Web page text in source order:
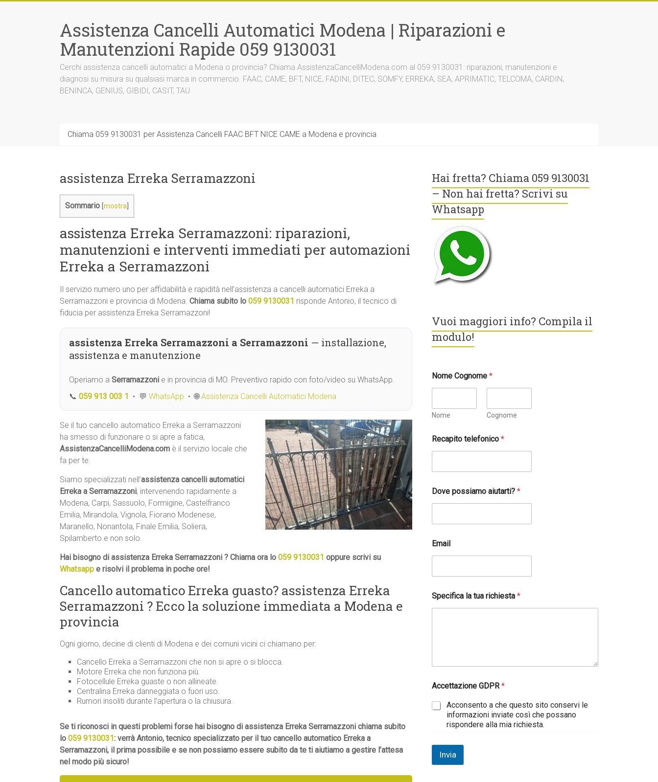
Assistenza Cancelli Automatici Modena | Riparazioni e
Manutenzioni Rapide 059 9130031
Cerchi assistenza cancelli automatici a Modena o provincia? Chiama AssistenzaCancelliModena.com al 059 9130031: riparazioni, manutenzioni e
diagnosi su misura su qualsiasi marca in commercio. FAAC, CAME, BFT, NICE, FADINI, DITEC, SOMFY, ERREKA, SEA, APRIMATIC, TELCOMA, CARDIN,
BENINCA, GENIUS, GIBIDI, CASIT, TAU
Chiama 059 9130031 per Assistenza Cancelli FAAC BFT NICE CAME a Modena e provincia
assistenza Erreka Serramazzoni
Sommario mostra
assistenza Erreka Serramazzoni: riparazioni,
manutenzioni e interventi immediati per automazioni
Erreka a Serramazzoni
Il servizio numero uno per affidabilità e rapidità nell’assistenza a cancelli automatici Erreka a
Serramazzoni e provincia di Modena. Chiama subito lo 059 9130031 risponde Antonio, il tecnico di
fiducia per assistenza Erreka Serramazzoni!
assistenza Erreka Serramazzoni a Serramazzoni — installazione,
assistenza e manutenzione
Operiamo a Serramazzoni e in provincia di MO. Preventivo rapido con foto/video su WhatsApp.
📞 059 913 003 1 • 💬 WhatsApp • 🌐Assistenza Cancelli Automatici Modena
Se il tuo cancello automatico Erreka a Serramazzoni
ha smesso di funzionare o si apre a fatica,
AssistenzaCancelliModena.com è il servizio locale che
fa per te.
Siamo specializzati nell’assistenza cancelli automatici
Erreka a Serramazzoni, intervenendo rapidamente a
Modena, Carpi, Sassuolo, Formigine, Castelfranco
Emilia, Mirandola, Vignola, Fiorano Modenese,
Maranello, Nonantola, Finale Emilia, Soliera,
Spilamberto e non solo.
Hai bisogno di assistenza Erreka Serramazzoni ? Chiama ora lo 059 9130031 oppure scrivi su
Whatsapp e risolvi il problema in poche ore!
Cancello automatico Erreka guasto? assistenza Erreka
Serramazzoni ? Ecco la soluzione immediata a Modena e
provincia
Ogni giorno, decine di clienti di Modena e dei comuni vicini ci chiamano per:
Cancello Erreka a Serramazzoni che non si apre o si blocca.
Motore Erreka che non funziona più.
Fotocellule Erreka guaste o non allineate.
Centralina Erreka danneggiata o fuori uso.
Rumori insoliti durante l’apertura o la chiusura.
Se ti riconosci in questi problemi forse hai bisogno di assistenza Erreka Serramazzoni chiama subito
lo 059 9130031 : verrà Antonio, tecnico specializzato per il tuo cancello automatico Erreka a
Serramazzoni, il prima possibile e se non possiamo essere subito da te ti aiutiamo a gestire l’attesa
nel modo più sicuro!
Hai fretta? Chiama 059 9130031
– Non hai fretta? Scrivi su
Whatsapp
Vuoi maggiori info? Compila il
modulo!
Nome Cognome*
Nome Cognome
Recapito telefonico*
Dove possiamo aiutarti?*
Email
Specifica la tua richiesta*
o
o
o
Accettazione GDPR*
Acconsento a che questo sito conservi le
informazioni inviate così che possano
rispondere alla mia richiesta.
Invia